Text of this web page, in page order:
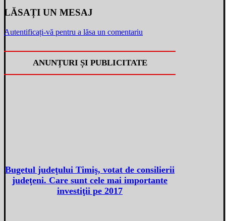
LĂSAȚI UN MESAJ
Autentificați-vă pentru a lăsa un comentariu
ANUNȚURI ȘI PUBLICITATE
Bugetul judeţului Timiş, votat de consilierii
judeţeni. Care sunt cele mai importante
investiţii pe 2017